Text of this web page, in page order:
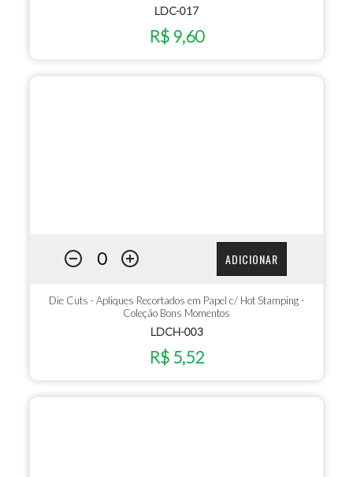
LDC-017
R$ 9,60
ADICIONAR
Die Cuts - Apliques Recortados em Papel c/ Hot Stamping -
Coleção Bons Momentos
LDCH-003
R$ 5,52